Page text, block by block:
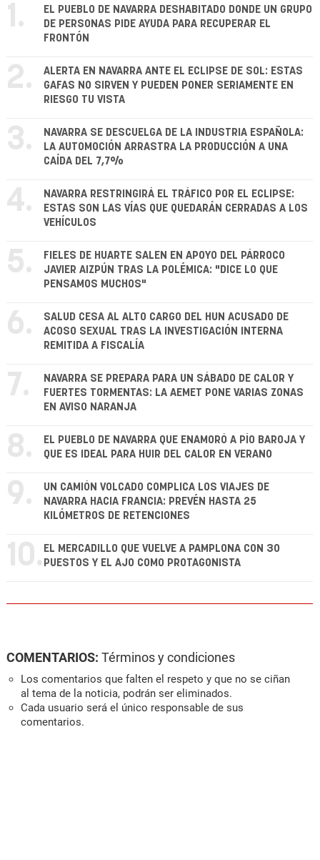
1.
EL PUEBLO DE NAVARRA DESHABITADO DONDE UN GRUPO
DE PERSONAS PIDE AYUDA PARA RECUPERAR EL
FRONTÓN
2.
ALERTA EN NAVARRA ANTE EL ECLIPSE DE SOL: ESTAS
GAFAS NO SIRVEN Y PUEDEN PONER SERIAMENTE EN
RIESGO TU VISTA
3.
NAVARRA SE DESCUELGA DE LA INDUSTRIA ESPAÑOLA:
LA AUTOMOCIÓN ARRASTRA LA PRODUCCIÓN A UNA
CAÍDA DEL 7,7%
4.
NAVARRA RESTRINGIRÁ EL TRÁFICO POR EL ECLIPSE:
ESTAS SON LAS VÍAS QUE QUEDARÁN CERRADAS A LOS
VEHÍCULOS
5.
FIELES DE HUARTE SALEN EN APOYO DEL PÁRROCO
JAVIER AIZPÚN TRAS LA POLÉMICA: "DICE LO QUE
PENSAMOS MUCHOS"
6.
SALUD CESA AL ALTO CARGO DEL HUN ACUSADO DE
ACOSO SEXUAL TRAS LA INVESTIGACIÓN INTERNA
REMITIDA A FISCALÍA
7.
NAVARRA SE PREPARA PARA UN SÁBADO DE CALOR Y
FUERTES TORMENTAS: LA AEMET PONE VARIAS ZONAS
EN AVISO NARANJA
8.
EL PUEBLO DE NAVARRA QUE ENAMORÓ A PÍO BAROJA Y
QUE ES IDEAL PARA HUIR DEL CALOR EN VERANO
9.
UN CAMIÓN VOLCADO COMPLICA LOS VIAJES DE
NAVARRA HACIA FRANCIA: PREVÉN HASTA 25
KILÓMETROS DE RETENCIONES
10. EL MERCADILLO QUE VUELVE A PAMPLONA CON 30
PUESTOS Y EL AJO COMO PROTAGONISTA
COMENTARIOS: Términos y condiciones
Los comentarios que falten el respeto y que no se ciñan
al tema de la noticia, podrán ser eliminados.
Cada usuario será el único responsable de sus
comentarios.